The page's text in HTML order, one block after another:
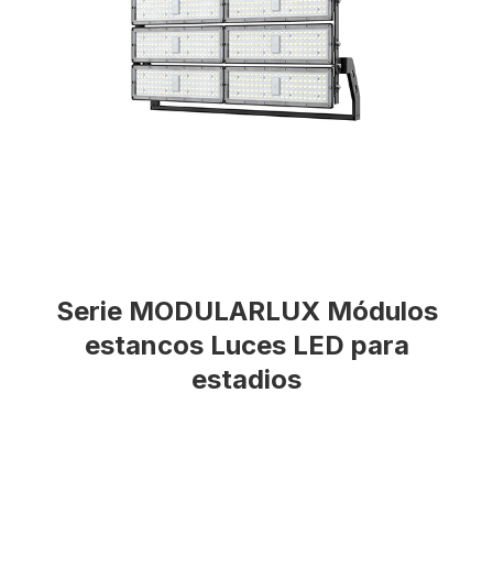
Serie MODULARLUX Módulos
estancos Luces LED para
estadios